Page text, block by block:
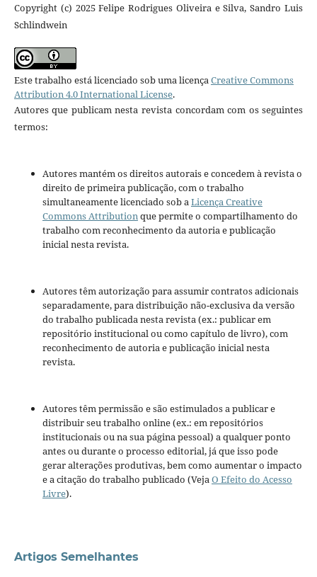
Copyright (c) 2025 Felipe Rodrigues Oliveira e Silva, Sandro Luis
Schlindwein
Este trabalho está licenciado sob uma licençaCreative Commons
Attribution 4.0 International License.
Autores que publicam nesta revista concordam com os seguintes
termos:
Autores mantém os direitos autorais e concedem à revista o
direito de primeira publicação, com o trabalho
simultaneamente licenciado sob aLicença Creative
Commons Attributionque permite o compartilhamento do
trabalho com reconhecimento da autoria e publicação
inicial nesta revista.
Autores têm autorização para assumir contratos adicionais
separadamente, para distribuição não-exclusiva da versão
do trabalho publicada nesta revista (ex.: publicar em
repositório institucional ou como capítulo de livro), com
reconhecimento de autoria e publicação inicial nesta
revista.
Autores têm permissão e são estimulados a publicar e
distribuir seu trabalho online (ex.: em repositórios
institucionais ou na sua página pessoal) a qualquer ponto
antes ou durante o processo editorial, já que isso pode
gerar alterações produtivas, bem como aumentar o impacto
e a citação do trabalho publicado (VejaO Efeito do Acesso
Livre).
Artigos Semelhantes